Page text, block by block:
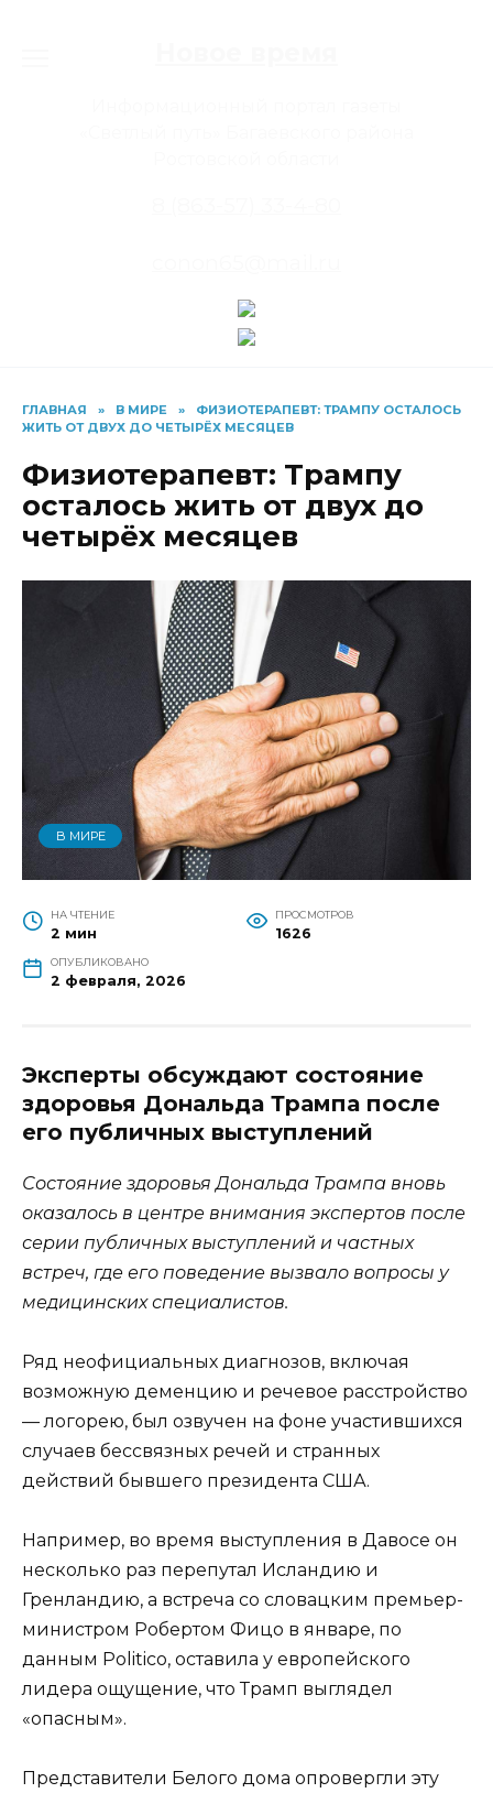
ГЛАВНАЯ » В МИРЕ »
ФИЗИОТЕРАПЕВТ: ТРАМПУ ОСТАЛОСЬ
ЖИТЬ ОТ ДВУХ ДО ЧЕТЫРЁХ МЕСЯЦЕВ
Физиотерапевт: Трампу
осталось жить от двух до
четырёх месяцев
В МИРЕ
НА ЧТЕНИЕ
2 мин
ПРОСМОТРОВ
1626
ОПУБЛИКОВАНО
2 февраля, 2026
Эксперты обсуждают состояние
здоровья Дональда Трампа после
его публичных выступлений
Состояние здоровья Дональда Трампа вновь
оказалось в центре внимания экспертов после
серии публичных выступлений и частных
встреч, где его поведение вызвало вопросы у
медицинских специалистов.
Ряд неофициальных диагнозов, включая
возможную деменцию и речевое расстройство
— логорею, был озвучен на фоне участившихся
случаев бессвязных речей и странных
действий бывшего президента США.
Например, во время выступления в Давосе он
несколько раз перепутал Исландию и
Гренландию, а встреча со словацким премьер-
министром Робертом Фицо в январе, по
данным Politico, оставила у европейского
лидера ощущение, что Трамп выглядел
«опасным».
Представители Белого дома опровергли эту